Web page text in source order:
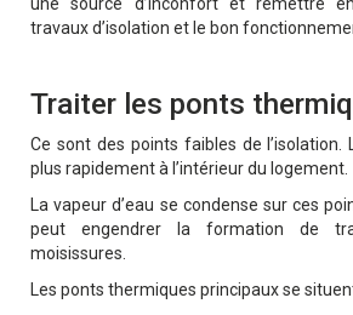
travaux d’isolation et le bon
Traiter les ponts
Ce sont des points faibles de
plus rapidement à l’intérieur du logement.
La vapeur d’eau se condense sur ces
peut engendrer la formation de
moisissures.
Les ponts thermiques principaux se